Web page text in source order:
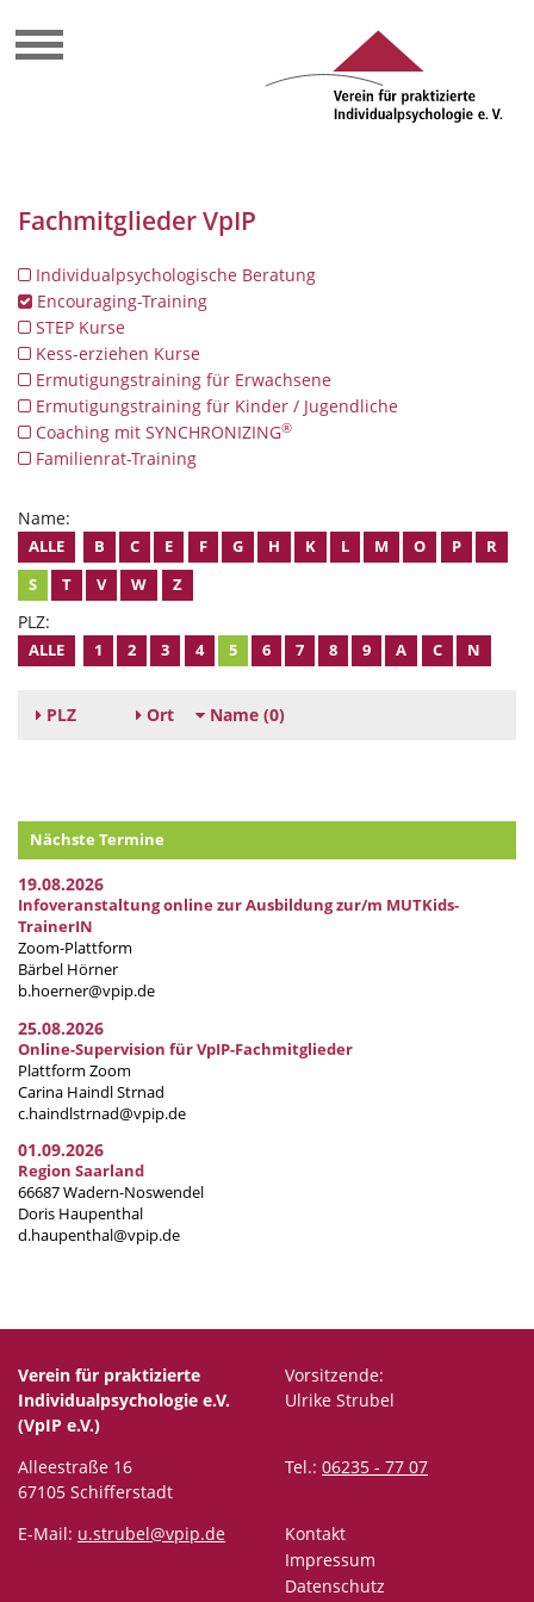
Fachmitglieder VpIP
Individualpsychologische Beratung
Encouraging-Training
STEP Kurse
Kess-erziehen Kurse
Ermutigungstraining für Erwachsene
Ermutigungstraining für Kinder / Jugendliche
Coaching mit SYNCHRONIZING®
Familienrat-Training
Name:
ALLE B C E F G H K L M O P
R
S
T V W Z
PLZ:
ALLE 1 2 3 4 5 6 7 8 9 A C N
PLZ Ort Name (0)
Nächste Termine
19.08.2026
Infoveranstaltung online zur Ausbildung zur/m MUTKids-
TrainerIN
Zoom-Plattform
Bärbel Hörner
b.hoerner@vpip.de
25.08.2026
Online-Supervision für VpIP-Fachmitglieder
Plattform Zoom
Carina Haindl Strnad
c.haindlstrnad@vpip.de
01.09.2026
Region Saarland
66687 Wadern-Noswendel
Doris Haupenthal
d.haupenthal@vpip.de
Verein für praktizierte
Individualpsychologie e.V.
(VpIP e.V.)
Vorsitzende:
Ulrike Strubel
Alleestraße 16
67105 Schifferstadt
Tel.: 06235 - 77 07
E-Mail: u.strubel@vpip.de
Kontakt
Impressum
Datenschutz